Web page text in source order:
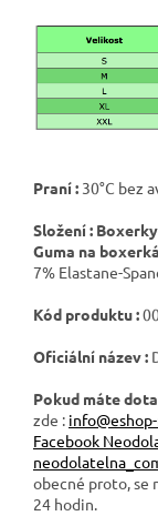
Praní : 30°C bez
Složení :
Guma na
7% Elastane-
Kód produktu :
Oficiální název :
Pokud máte
zde :
Facebook
obecné proto, se
24 hodin.